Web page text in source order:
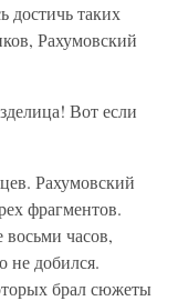
достичь таких
Рахумовский
Вот если
Рахумовский
фрагментов.
часов,
не добился.
брал сюжеты